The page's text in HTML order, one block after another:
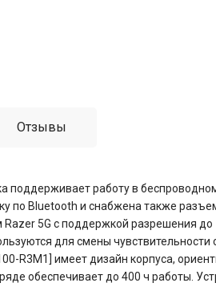
Отзывы
поддерживает работу в
по Bluetooth и снабжена также
5G с поддержкой разрешения
для смены чувствительности
R3M1] имеет дизайн корпуса,
обеспечивает до 400 ч работы.